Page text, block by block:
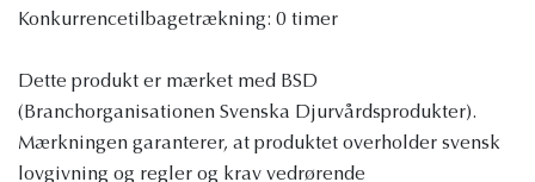
Konkurrencetilbagetrækning: 0 timer
Dette produkt er mærket med BSD
(Branchorganisationen Svenska Djurvårdsprodukter).
Mærkningen garanterer, at produktet overholder svensk
lovgivning og regler og krav vedrørende